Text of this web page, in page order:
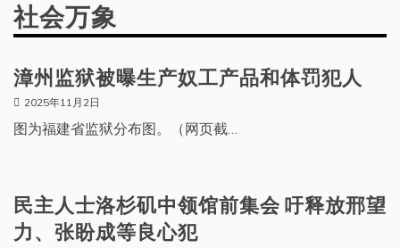
社会万象
漳州监狱被曝生产奴工产品和体罚犯人
2025年11月2日
图为福建省监狱分布图。（网页截…
民主人士洛杉矶中领馆前集会 吁释放邢望
力、张盼成等良心犯